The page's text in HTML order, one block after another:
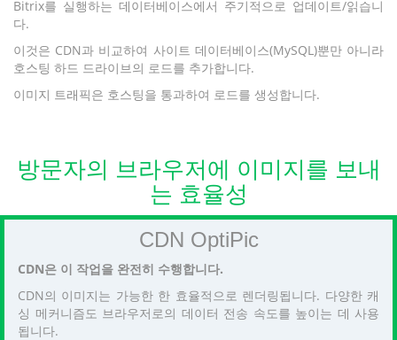
Bitrix를 실행하는 데이터베이스에서 주기적으로 업데이트/읽습니
다.
이것은 CDN과 비교하여 사이트 데이터베이스(MySQL)뿐만 아니라
호스팅 하드 드라이브의 로드를 추가합니다.
이미지 트래픽은 호스팅을 통과하여 로드를 생성합니다.
방문자의 브라우저에 이미지를 보내
는 효율성
CDN OptiPic
CDN은 이 작업을 완전히 수행합니다.
CDN의 이미지는 가능한 한 효율적으로 렌더링됩니다. 다양한 캐
싱 메커니즘도 브라우저로의 데이터 전송 속도를 높이는 데 사용
됩니다.